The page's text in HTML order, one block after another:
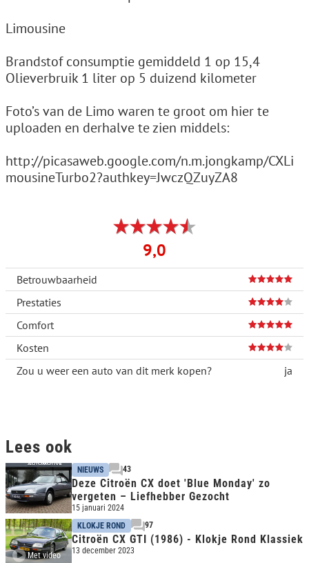
Limousine
Brandstof consumptie gemiddeld 1 op 15,4
Olieverbruik 1 liter op 5 duizend kilometer
Foto’s van de Limo waren te groot om hier te
uploaden en derhalve te zien middels:
http://picasaweb.google.com/n.m.jongkamp/CXLi
mousineTurbo2?authkey=JwczQZuyZA8
9,0
Betrouwbaarheid
Prestaties
Comfort
Kosten
Zou u weer een auto van dit merk kopen?
ja
Lees ook
NIEUWS 43
Deze Citroën CX doet 'Blue Monday' zo
vergeten – Liefhebber Gezocht
15 januari 2024
Met video
KLOKJE ROND 97
Citroën CX GTI (1986) - Klokje Rond Klassiek
13 december 2023